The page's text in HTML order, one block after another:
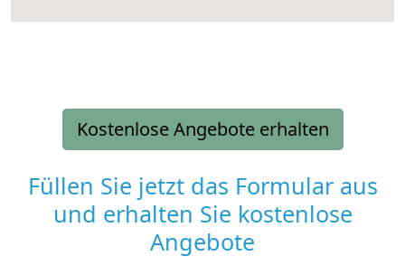
Kostenlose Angebote erhalten
Füllen Sie jetzt das Formular aus
und erhalten Sie kostenlose
Angebote